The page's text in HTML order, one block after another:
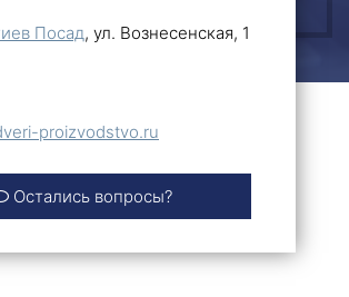
Посад, ул. Вознесенская, 1
proizvodstvo.ru
Остались вопросы?